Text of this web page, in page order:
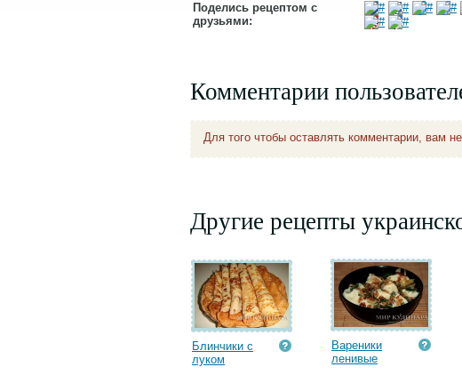
Поделись рецептом с
друзьями:
Комментарии
Для того чтобы оставлять комментарии, вам
Другие рецепты
Блинчики с
луком
Вареники
ленивые